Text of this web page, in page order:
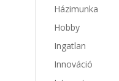
Házimunka
Hobby
Ingatlan
Innováció